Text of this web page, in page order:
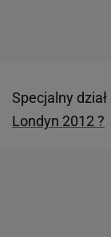
Specjalny
Londyn 2012 ?